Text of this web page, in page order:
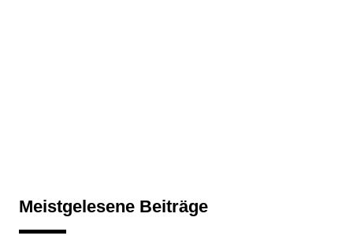
Meistgelesene Beiträge